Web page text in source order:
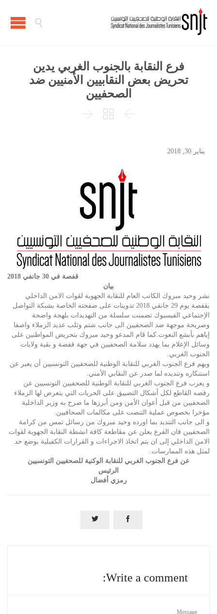

فرع النقابة بالجنوب الغربي يدين
تحريض بعض النقابيين الأمنيين ضد
الصحفيين



يناير 30, 2018
قفصة في 30 جانفي 2018
بيان
نشر وحيد مبروك الكاتب العام للنقابة الجهوية لقوات الامن الداخلي
بقفصة يوم 29 جانفي 2018 تدوينات على صفحته الخاصة بشبكة التواصل
الإجتماعي الفيسبوك تضمنت سلسلة من التهديدات بلهجة واضحة
وصريحة موجهة ضد الصحفيين الى جانب شتم وثلب عديد الزملاء واصفا
إياهم بأبشع النعوت.كما قام المدعو وحيد مبروك بتحريض المواطنين على
وسائل الإعلام بما يهدد سلامة الصحفيين في جهة قفصة و بقية ولايات
الجنوب الغربي.
ويهم فرع الجنوب الغربي للنقابة الوطنية للصحفيين التونسيين أن يعبر عن
استنكاره وتنديده لما صدر عن النقابي الأمني.
و يعرب فرع الجنوب الغربي للنقابة الوطنية للصحفيين التونسيين عن
رفضه القاطع لكل أشكال التضييق على الحريات التي يتعرض لها الزملاء
الصحفيين من قبل أعوان الأمن ومن أبرزها ما صرح به وزير الداخلية
مؤخرا بخصوص عملية التنصت على مكالمات الصحافيين.
و الى جانب التنديد بما اورده وحيد مبروك من رسائل تمس من كرامة
الصحفيين فان الفرع يعلن عن مقاطعة كافة انشطة النقابة الجهوية لقوات
الامن الداخلي إلى ان يتم اتخاذ الاجراءات و القرارات الكفيلية بوضع حد
لمثل هذه الممارسات.
عن فرع الجنوب الغربي للنقابة الوكنية للصحفيين التونسيين
الرئيس
رمزي أفضال


Write a comment:
Message